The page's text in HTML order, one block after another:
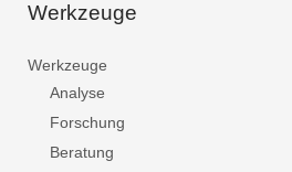
Werkzeuge
Werkzeuge
Analyse
Forschung
Beratung